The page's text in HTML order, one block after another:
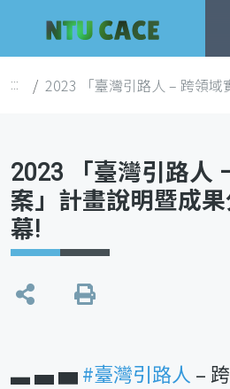
要
::: 2023 「臺灣引路人 – 跨領域實習專案」
2023 「臺灣引路人
案」計畫說明暨成
幕!
列
▃ ▄ ▅#臺灣引路人 –